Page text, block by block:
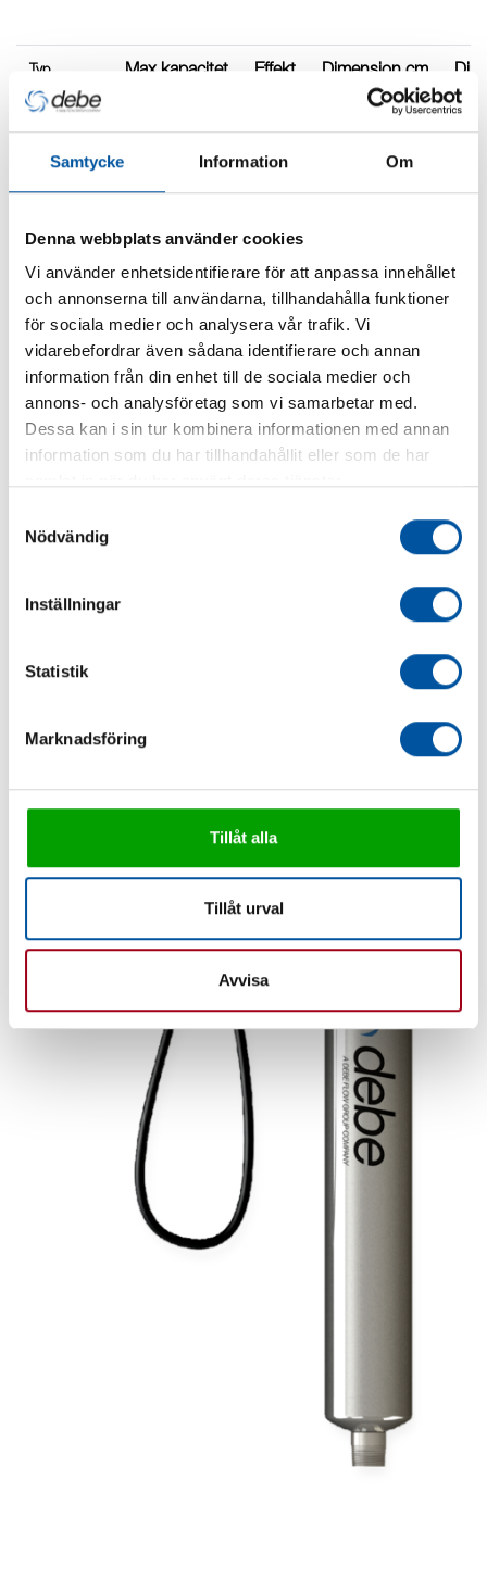
Samtycke Information Om
Denna webbplats använder cookies
Vi använder enhetsidentifierare för att anpassa innehållet
och annonserna till användarna, tillhandahålla funktioner
för sociala medier och analysera vår trafik. Vi
vidarebefordrar även sådana identifierare och annan
information från din enhet till de sociala medier och
annons- och analysföretag som vi samarbetar med.
Dessa kan i sin tur kombinera informationen med annan
information som du har tillhandahållit eller som de har
Nödvändig
Inställningar
Statistik
Marknadsföring
Tillåt alla
Tillåt urval
Avvisa
Typ Max kapacitet Effekt Dimension cm
Strâlningskammare
DEBE5-06 30
DEBE5-10 77
DEBE5-15 114 62 6,4 x 101,6
150